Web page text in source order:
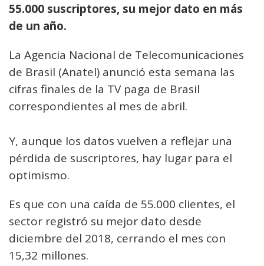
55.000 suscriptores, su mejor dato en más
de un año.
La Agencia Nacional de Telecomunicaciones
de Brasil (Anatel) anunció esta semana las
cifras finales de la TV paga de Brasil
correspondientes al mes de abril.
Y, aunque los datos vuelven a reflejar una
pérdida de suscriptores, hay lugar para el
optimismo.
Es que con una caída de 55.000 clientes, el
sector registró su mejor dato desde
diciembre del 2018, cerrando el mes con
15,32 millones.